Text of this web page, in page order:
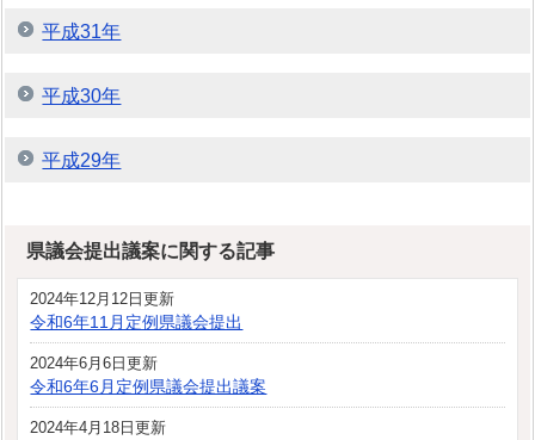
平成31年
平成30年
平成29年
県議会提出議案に関する記事
2024年12月12日更新
令和6年11月定例県議会提出
2024年6月6日更新
令和6年6月定例県議会提出議案
2024年4月18日更新